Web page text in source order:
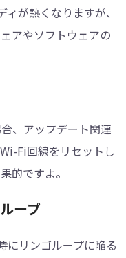
が熱くなりますが、
アやソフトウェアの
、アップデート関連
Fi回線をリセットし
的ですよ。
ープ
にリンゴループに陥る